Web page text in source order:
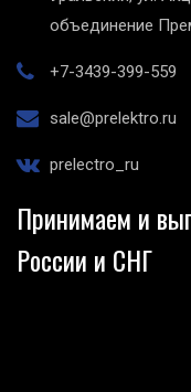
объединение
+7-3439-399-559
sale@prelektro.ru
prelectro_ru
Принимаем и
России и СНГ